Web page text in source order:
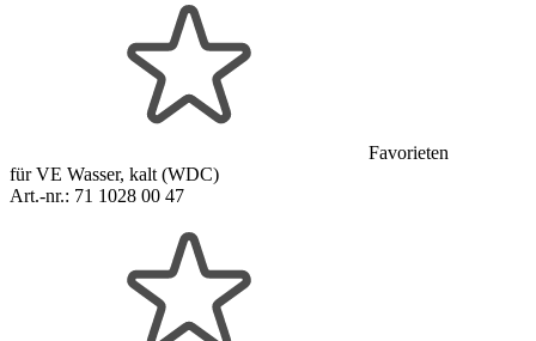
Favorieten
für VE Wasser, kalt (WDC)
Art.-nr.: 71 1028 00 47